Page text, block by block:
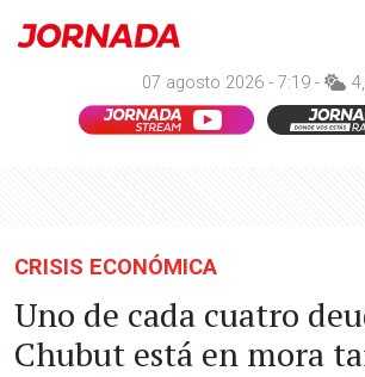
07 agosto 2026 - 7:19 -
CRISIS ECONÓMICA
Uno de cada cuatro
Chubut está en mora